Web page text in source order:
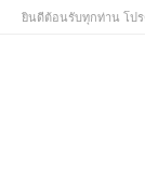
ยินดีต้อนรับทุกท่าน โป